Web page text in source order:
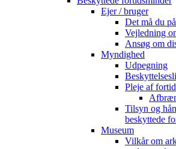
Ejer / bruger
Det må du
Vejledning
Ansøg om
Myndighed
Udpegning
Pleje af
Tilsyn og
beskyttede
Museum
Vilkår om